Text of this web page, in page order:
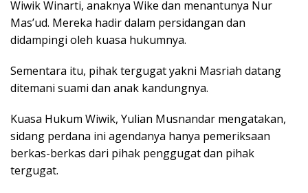
Wiwik Winarti, anaknya Wike dan menantunya Nur
Mas’ud. Mereka hadir dalam persidangan dan
didampingi oleh kuasa hukumnya.
Sementara itu, pihak tergugat yakni Masriah datang
ditemani suami dan anak kandungnya.
Kuasa Hukum Wiwik, Yulian Musnandar mengatakan,
sidang perdana ini agendanya hanya pemeriksaan
berkas-berkas dari pihak penggugat dan pihak
tergugat.